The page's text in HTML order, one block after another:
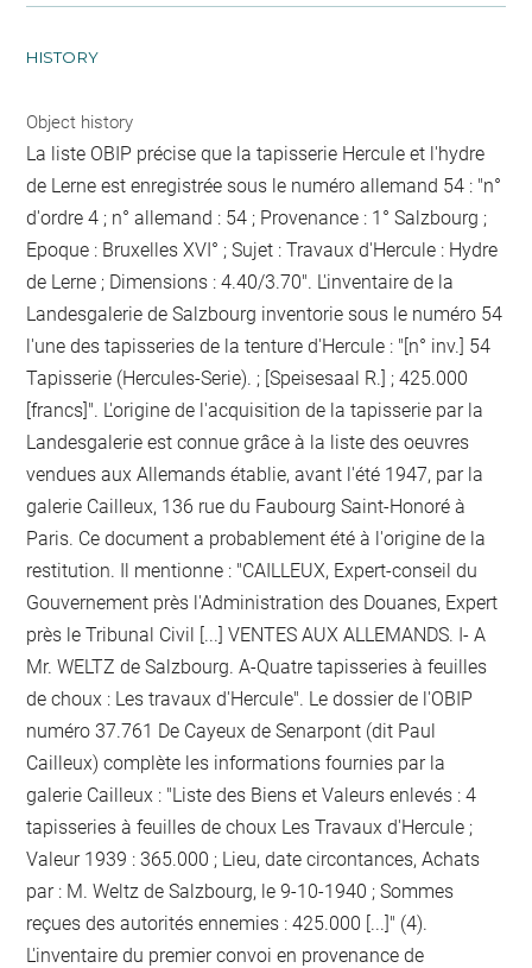
HISTORY
Object history
La liste OBIP précise que la tapisserie Hercule et l'hydre
de Lerne est enregistrée sous le numéro allemand 54 : "n°
d'ordre 4 ; n° allemand : 54 ; Provenance : 1° Salzbourg ;
Epoque : Bruxelles XVI° ; Sujet : Travaux d'Hercule : Hydre
de Lerne ; Dimensions : 4.40/3.70". L'inventaire de la
Landesgalerie de Salzbourg inventorie sous le numéro 54
l'une des tapisseries de la tenture d'Hercule : "[n° inv.] 54
Tapisserie (Hercules-Serie). ; [Speisesaal R.] ; 425.000
[francs]". L'origine de l'acquisition de la tapisserie par la
Landesgalerie est connue grâce à la liste des oeuvres
vendues aux Allemands établie, avant l'été 1947, par la
galerie Cailleux, 136 rue du Faubourg Saint-Honoré à
Paris. Ce document a probablement été à l'origine de la
restitution. Il mentionne : "CAILLEUX, Expert-conseil du
Gouvernement près l'Administration des Douanes, Expert
près le Tribunal Civil [...] VENTES AUX ALLEMANDS. I- A
Mr. WELTZ de Salzbourg. A-Quatre tapisseries à feuilles
de choux : Les travaux d'Hercule". Le dossier de l'OBIP
numéro 37.761 De Cayeux de Senarpont (dit Paul
Cailleux) complète les informations fournies par la
galerie Cailleux : "Liste des Biens et Valeurs enlevés : 4
tapisseries à feuilles de choux Les Travaux d'Hercule ;
Valeur 1939 : 365.000 ; Lieu, date circontances, Achats
par : M. Weltz de Salzbourg, le 9-10-1940 ; Sommes
reçues des autorités ennemies : 425.000 [...]" (4).
L'inventaire du premier convoi en provenance de